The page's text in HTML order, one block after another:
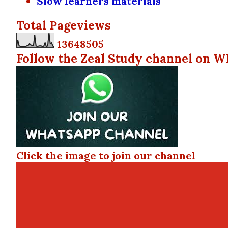
Total Pageviews
13648505
Follow the Zeal Study channel on
Click the image to join our channel